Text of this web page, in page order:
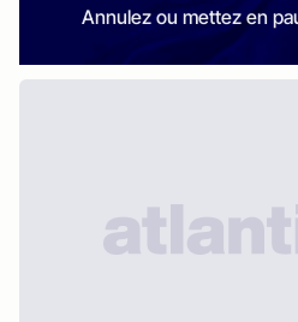
Annulez ou mettez en